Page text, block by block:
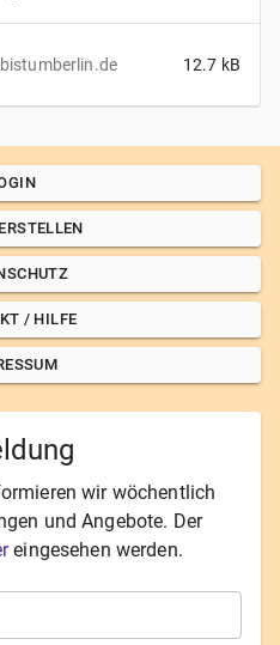
12.7 kB
/ HILFE
wir wöchentlich
und Angebote. Der
eingesehen werden.